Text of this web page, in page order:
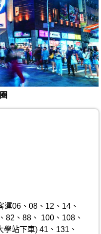
06、08、12、14、
82、88、 100、108、
站下車) 41、131、